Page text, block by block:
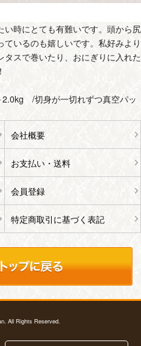
時にとても有難いです。頭から尻
いるのも嬉しいです。私好みより
スで巻いたり、おにぎりに入れた
/切身が一切れずつ真空パッ
会社概要
お支払い・送料
会員登録
特定商取引に基づく表記
All Rights Reserved.